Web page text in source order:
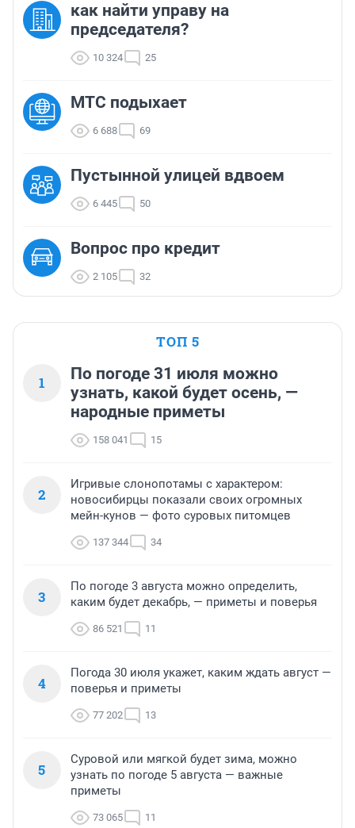
как найти управу на
председателя?
10 324 25
МТС подыхает
6 688 69
Пустынной улицей вдвоем
6 445 50
Вопрос про кредит
2 105 32
ТОП 5
1
По погоде 31 июля можно
узнать, какой будет осень, —
народные приметы
158 041 15
2
Игривые слонопотамы с характером:
новосибирцы показали своих огромных
мейн-кунов — фото суровых питомцев
137 344 34
3
По погоде 3 августа можно определить,
каким будет декабрь, — приметы и поверья
86 521 11
4
Погода 30 июля укажет, каким ждать август —
поверья и приметы
77 202 13
5
Суровой или мягкой будет зима, можно
узнать по погоде 5 августа — важные
приметы
73 065 11